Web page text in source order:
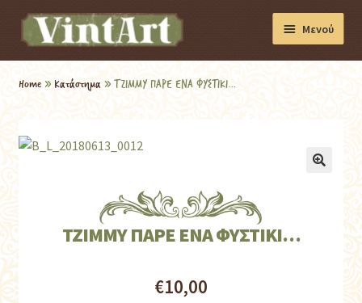
Μενού
Συλλογές
Home» Κατάστημα»ΤΖΙΜΜΥ ΠΑΡΕ ΕΝΑ ΦΥΣΤΙΚΙ…
ΤΖΙΜΜΥ ΠΑΡΕ ΕΝΑ ΦΥΣΤΙΚΙ…
€10,00